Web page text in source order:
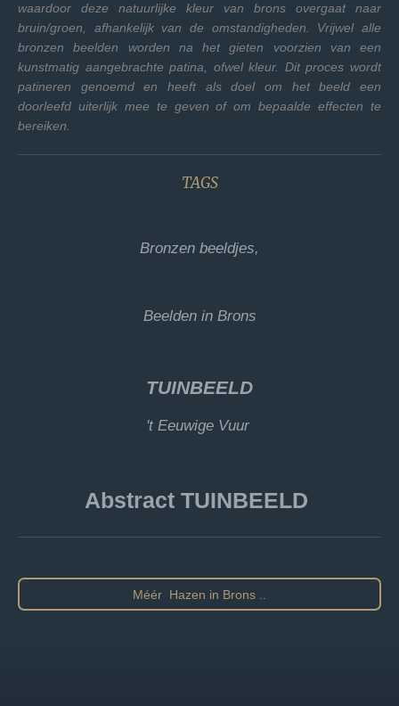
waardoor deze natuurlijke kleur van brons overgaat naar
bruin/groen, afhankelijk van de omstandigheden. Vrijwel alle
bronzen beelden worden na het gieten voorzien van een
kunstmatig aangebrachte patina, ofwel kleur. Dit proces wordt
patineren genoemd en heeft als doel om het beeld een
doorleefd uiterlijk mee te geven of om bepaalde effecten te
bereiken.
TAGS
Bronzen beeldjes,
Beelden in Brons
TUINBEELD
't Eeuwige Vuur
Abstract TUINBEELD
Méér Hazen in Brons ..